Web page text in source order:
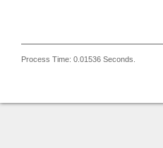
Process Time: 0.01536 Seconds.